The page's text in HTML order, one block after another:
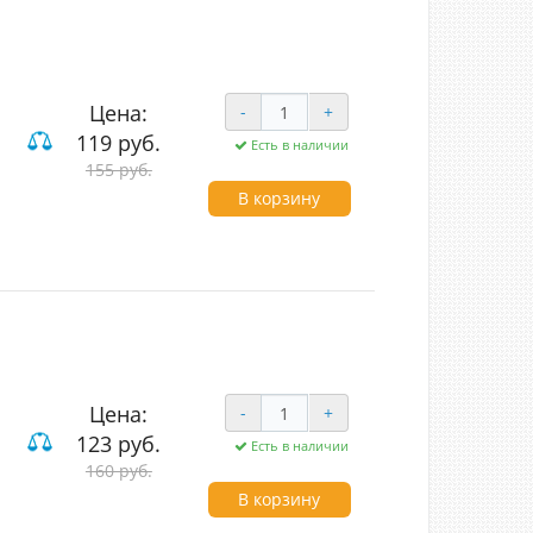
Цена:
119 руб.
155 руб.
- +
Есть в наличии
В корзину
Цена:
123 руб.
160 руб.
- +
Есть в наличии
В корзину